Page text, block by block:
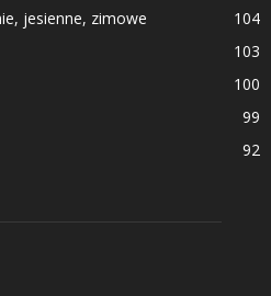
jesienne, zimowe
104
103
100
99
92